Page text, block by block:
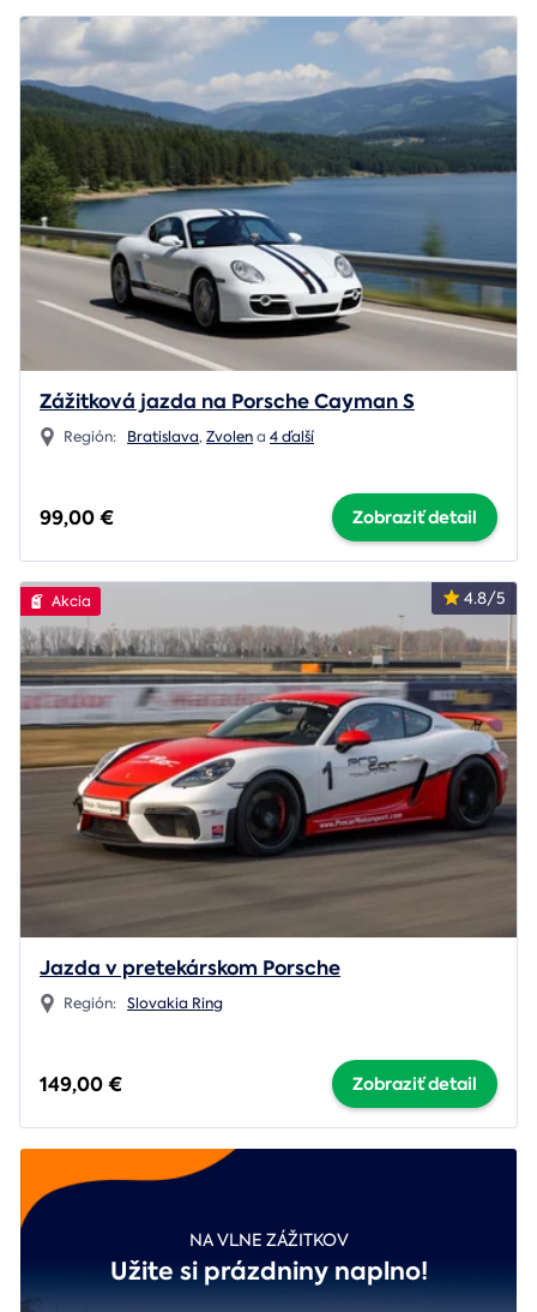
Zážitková jazda na Porsche Cayman S
Región: Bratislava,Zvolena 4 ďalší
99,00 € Zobraziť detail
4.8/5
Akcia
Jazda v pretekárskom Porsche
Región: Slovakia Ring
149,00 € Zobraziť detail
NA VLNE ZÁŽITKOV
Užite si prázdniny naplno!